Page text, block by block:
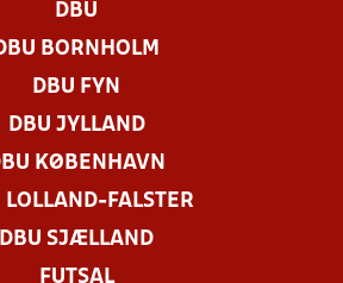
DBU
BORNHOLM
DBU FYN
DBU JYLLAND
KØBENHAVN
LOLLAND-FALSTER
DBU SJÆLLAND
FUTSAL